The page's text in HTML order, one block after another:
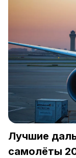
Лучшие
самолёты